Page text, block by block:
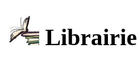
Librairie